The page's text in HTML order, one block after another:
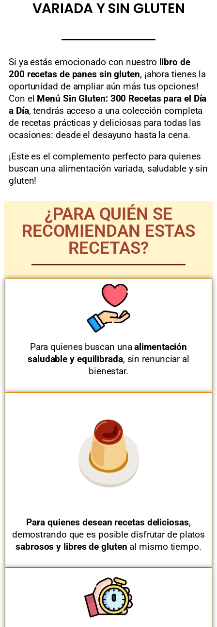
VARIADA Y SIN GLUTEN
Si ya estás emocionado con nuestro libro de
200 recetas de panes sin gluten, ¡ahora tienes la
oportunidad de ampliar aún más tus opciones!
Con el Menú Sin Gluten: 300 Recetas para el Día
a Día, tendrás acceso a una colección completa
de recetas prácticas y deliciosas para todas las
ocasiones: desde el desayuno hasta la cena.
¡Este es el complemento perfecto para quienes
buscan una alimentación variada, saludable y sin
gluten!
¿PARA QUIÉN SE
RECOMIENDAN ESTAS
RECETAS?
Para quienes buscan unaalimentación
saludable y equilibrada, sin renunciar al
bienestar.
Para quienes desean recetas deliciosas,
demostrando que es posible disfrutar de platos
sabrosos y libres de gluten al mismo tiempo.